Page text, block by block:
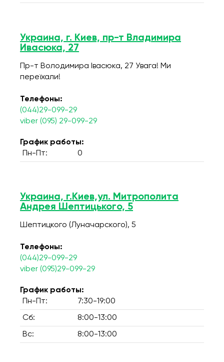
Украина, г. Киев, пр-т Владимира
Ивасюка, 27
Пр-т Володимира Івасюка, 27 Увага! Ми
переїхали!
Телефоны:
(044)29-099-29
viber (095) 29-099-29
График работы:
Пн-Пт:
0
Украина, г.Киев,ул. Митрополита
Андрея Шептицького, 5
Шептицкого (Луначарского), 5
Телефоны:
(044)29-099-29
viber (095)29-099-29
График работы:
Пн-Пт:
7:30-19:00
Сб: 8:00-13:00
Вс: 8:00-13:00